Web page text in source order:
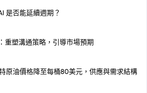
是否能延續週期？
重塑溝通策略，引導市場預期
原油價格降至每桶80美元，供應與需求結構